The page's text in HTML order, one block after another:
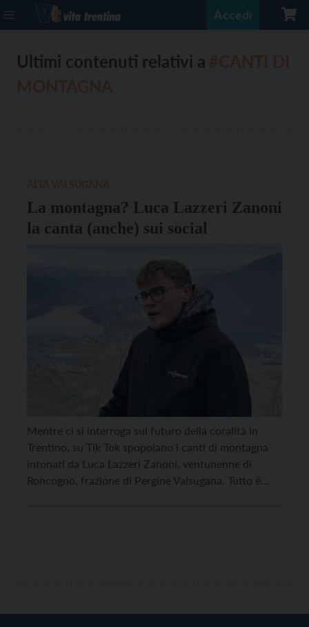
Accedi
Ultimi contenuti relativi a
La montagna? Luca Lazzeri Zanoni
la canta (anche) sui social
Mentre ci si interroga sul futuro della coralità in
Trentino, su Tik Tok spopolano i canti di montagna
intonati da Luca Lazzeri Zanoni, ventunenne di
Roncogno, frazione di Pergine Valsugana. Tutto è